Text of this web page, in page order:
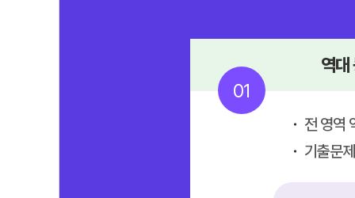
01
역대
전 영역
기출문